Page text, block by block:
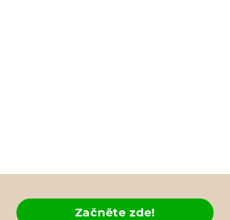
Začněte zde!